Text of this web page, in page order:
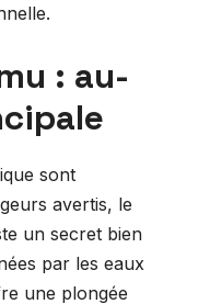
: au-
sont
avertis, le
un secret bien
par les eaux
une plongée